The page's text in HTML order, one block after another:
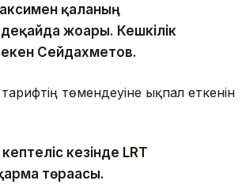
қаланың
жоғары. Кешкілік
Сейдахметов.
төмендеуіне ықпал еткенін
кезінде LRT
төрағасы.